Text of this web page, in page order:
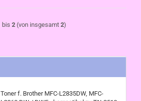
bis 2 (von insgesamt 2)
Toner f. Brother MFC-L2835DW, MFC-